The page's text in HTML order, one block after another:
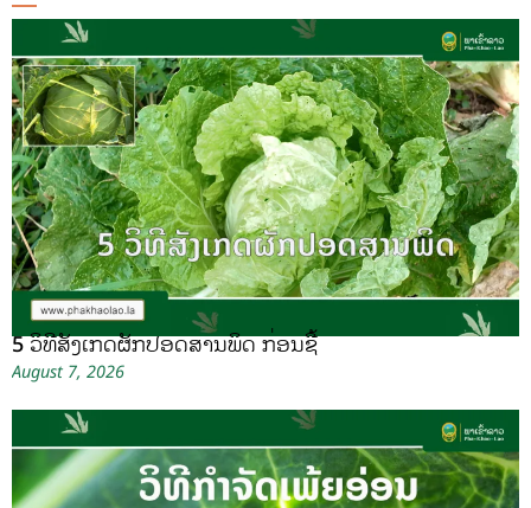
5 ວິທີສັງເກດຜັກປອດສານພິດ ກ່ອນຊື້
August 7, 2026